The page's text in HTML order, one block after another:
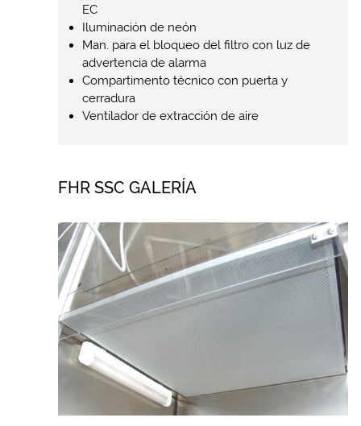
EC
Iluminación de neón
Man. para el bloqueo del filtro con luz de
advertencia de alarma
Compartimento técnico con puerta y
cerradura
Ventilador de extracción de aire
FHR SSC GALERÍA